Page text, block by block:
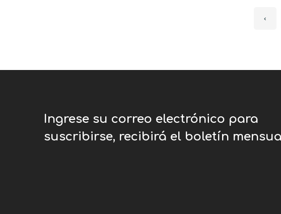
‹
Ingrese su correo electrónico para
suscribirse, recibirá el boletín